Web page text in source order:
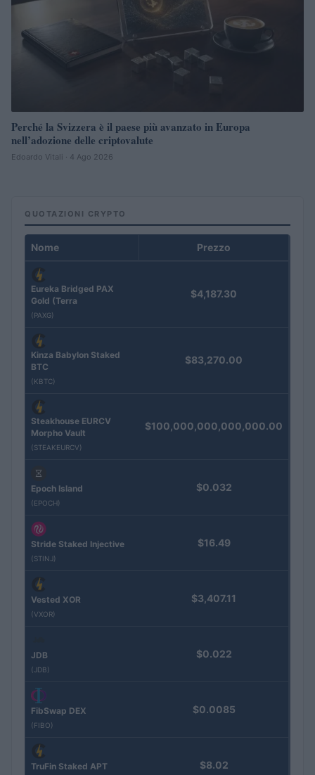
Perché la Svizzera è il paese più avanzato in Europa
nell’adozione delle criptovalute
Edoardo Vitali · 4 Ago 2026
QUOTAZIONI CRYPTO
Nome Prezzo
Eureka Bridged PAX
Gold (Terra
(PAXG)
$4,187.30
Kinza Babylon Staked
BTC
(KBTC)
$83,270.00
Steakhouse EURCV
Morpho Vault
(STEAKEURCV)
$100,000,000,000,000.00
Epoch Island
(EPOCH)
$0.032
Stride Staked Injective
(STINJ)
$16.49
Vested XOR
(VXOR)
$3,407.11
JDB
(JDB)
$0.022
FibSwap DEX
(FIBO)
$0.0085
TruFin Staked APT $8.02